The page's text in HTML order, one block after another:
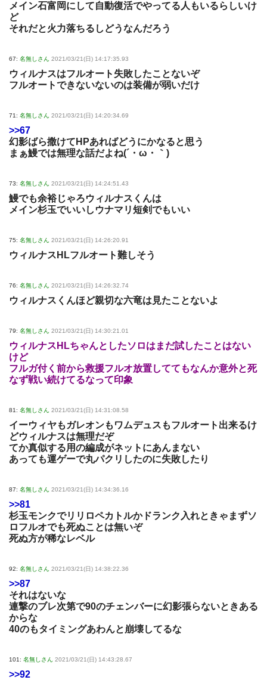
メイン石富岡にして自動復活でやってる人もいるらしいけ
ど
それだと火力落ちるしどうなんだろう
67: 名無しさん 2021/03/21(日) 14:17:35.93
ウィルナスはフルオート失敗したことないぞ
フルオートできないないのは装備が弱いだけ
71: 名無しさん 2021/03/21(日) 14:20:34.69
>>67
幻影ばら撒けてHPあればどうにかなると思う
まぁ鰻では無理な話だよね(´・ω・｀)
73: 名無しさん 2021/03/21(日) 14:24:51.43
鰻でも余裕じゃろウィルナスくんは
メイン杉玉でいいしウナマリ短剣でもいい
75: 名無しさん 2021/03/21(日) 14:26:20.91
ウィルナスHLフルオート難しそう
76: 名無しさん 2021/03/21(日) 14:26:32.74
ウィルナスくんほど親切な六竜は見たことないよ
79: 名無しさん 2021/03/21(日) 14:30:21.01
ウィルナスHLちゃんとしたソロはまだ試したことはない
けど
フルガ付く前から救援フルオ放置しててもなんか意外と死
なず戦い続けてるなって印象
81: 名無しさん 2021/03/21(日) 14:31:08.58
イーウィヤもガレオンもワムデュスもフルオート出来るけ
どウィルナスは無理だぞ
てか真似する用の編成がネットにあんまない
あっても運ゲーで丸パクリしたのに失敗したり
87: 名無しさん 2021/03/21(日) 14:34:36.16
>>81
杉玉モンクでリリロペカトルかドランク入れときゃまずソ
ロフルオでも死ぬことは無いぞ
死ぬ方が稀なレベル
92: 名無しさん 2021/03/21(日) 14:38:22.36
>>87
それはないな
連撃のブレ次第で90のチェンバーに幻影張らないときある
からな
40のもタイミングあわんと崩壊してるな
101: 名無しさん 2021/03/21(日) 14:43:28.67
>>92